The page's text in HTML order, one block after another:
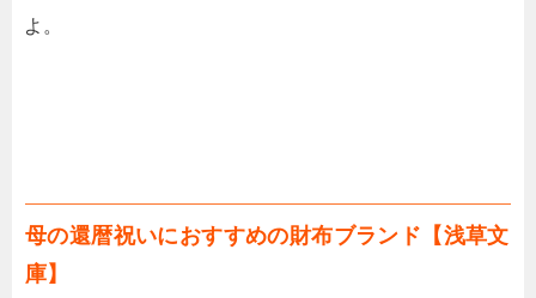
よ。
母の還暦祝いにおすすめの財布ブランド【浅草文
庫】